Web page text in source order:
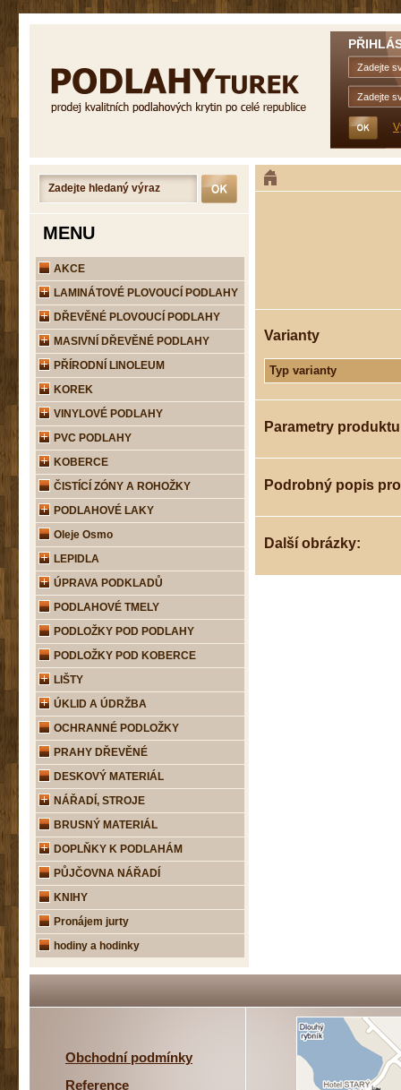
Varianty
Typ varianty
Parametry produktu
Podrobný popis
Další obrázky:
MENU
AKCE
LAMINÁTOVÉ PLOVOUCÍ PODLAHY
DŘEVĚNÉ PLOVOUCÍ PODLAHY
MASIVNÍ DŘEVĚNÉ PODLAHY
PŘÍRODNÍ LINOLEUM
KOREK
VINYLOVÉ PODLAHY
PVC PODLAHY
KOBERCE
ČISTÍCÍ ZÓNY A ROHOŽKY
PODLAHOVÉ LAKY
Oleje Osmo
LEPIDLA
ÚPRAVA PODKLADŮ
PODLAHOVÉ TMELY
PODLOŽKY POD PODLAHY
PODLOŽKY POD KOBERCE
LIŠTY
ÚKLID A ÚDRŽBA
OCHRANNÉ PODLOŽKY
PRAHY DŘEVĚNÉ
DESKOVÝ MATERIÁL
NÁŘADÍ, STROJE
BRUSNÝ MATERIÁL
DOPLŇKY K PODLAHÁM
PŮJČOVNA NÁŘADÍ
KNIHY
Pronájem jurty
hodiny a hodinky
Obchodní podmínky
Reference